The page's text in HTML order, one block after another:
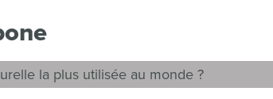
la plus utilisée au monde ?